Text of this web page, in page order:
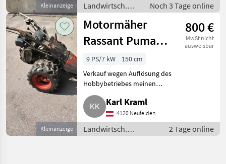
Kleinanzeige
Landwirtsch.
Motorfahrzeuge
/ Motormäher/-
fräsen
Noch 3 Tage online
Kleinanzeige
Motormäher
Rassant Puma
90L
800 €
MwSt nicht
ausweisbar
9 PS/7 kW
150 cm
Verkauf wegen Auflösung des
Hobbybetriebes meinen
Balkenmäher der Type Rassant
Puma 90L. Der Mäher ist
doppelt bereift und daher sehr
geländetauglich. Ein
Zweitaktmo
Karl Kraml
4120 Neufelden
Landwirtsch.
Motorfahrzeuge /
2 Tage online